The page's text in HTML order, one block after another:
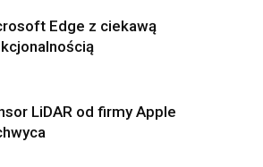
Edge z ciekawą
LiDAR od firmy Apple